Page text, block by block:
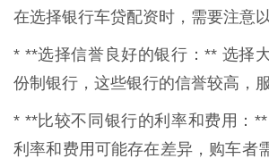
在选择银行车贷配资时，需要注意
* **选择信誉良好的银行：** 选择
份制银行，这些银行的信誉较高，
* **比较不同银行的利率和费用：
利率和费用可能存在差异，购车者